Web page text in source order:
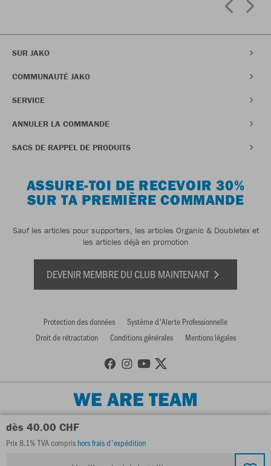
dès 40.00 CHF
Prix 8.1% TVA compris hors frais d'expédition
SUR JAKO
COMMUNAUTÉ JAKO
SERVICE
ANNULER LA COMMANDE
SACS DE RAPPEL DE PRODUITS
ASSURE-TOI DE RECEVOIR 30%
SUR TA PREMIÈRE COMMANDE
Sauf les articles pour supporters, les articles Organic & Doubletex et
les articles déjà en promotion
DEVENIR MEMBRE DU CLUB MAINTENANT
Protection des données
Système d'Alerte Professionnelle
Droit de rétractation
Conditions générales Mentions légales
WE ARE TEAM